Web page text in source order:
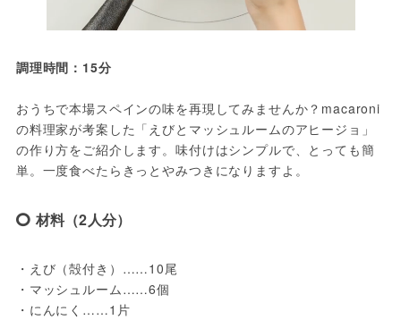
調理時間：15分
おうちで本場スペインの味を再現してみませんか？macaroni
の料理家が考案した「えびとマッシュルームのアヒージョ」
の作り方をご紹介します。味付けはシンプルで、とっても簡
単。一度食べたらきっとやみつきになりますよ。
材料（2人分）
・えび（殻付き）……10尾
・マッシュルーム……6個
・にんにく……1片